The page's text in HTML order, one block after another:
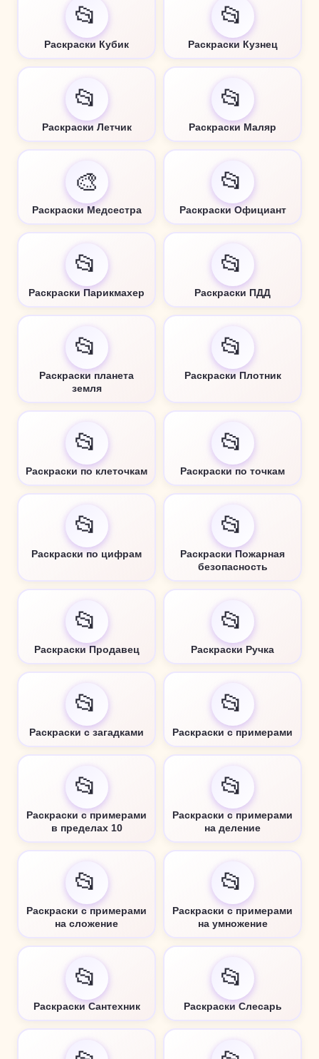
📂
Раскраски Кубик
📂
Раскраски Кузнец
📂
Раскраски Летчик
📂
Раскраски Маляр
🎨
Раскраски Медсестра
📂
Раскраски Официант
📂
Раскраски Парикмахер
📂
Раскраски ПДД
📂
Раскраски планета
земля
📂
Раскраски Плотник
📂
Раскраски по клеточкам
📂
Раскраски по точкам
📂
Раскраски по цифрам
📂
Раскраски Пожарная
безопасность
📂
Раскраски Продавец
📂
Раскраски Ручка
📂
Раскраски с загадками
📂
Раскраски с примерами
📂
Раскраски с примерами
в пределах 10
📂
Раскраски с примерами
на деление
📂
Раскраски с примерами
на сложение
📂
Раскраски с примерами
на умножение
📂
Раскраски Сантехник
📂
Раскраски Слесарь